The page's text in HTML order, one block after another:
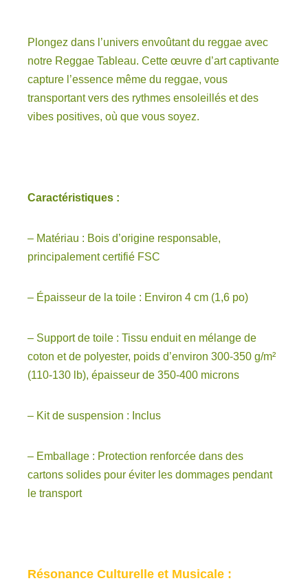
Plongez dans l’univers envoûtant du reggae avec
notre Reggae Tableau. Cette œuvre d’art captivante
capture l’essence même du reggae, vous
transportant vers des rythmes ensoleillés et des
vibes positives, où que vous soyez.
Caractéristiques :
– Matériau : Bois d’origine responsable,
principalement certifié FSC
– Épaisseur de la toile : Environ 4 cm (1,6 po)
– Support de toile : Tissu enduit en mélange de
coton et de polyester, poids d’environ 300-350 g/m²
(110-130 lb), épaisseur de 350-400 microns
– Kit de suspension : Inclus
– Emballage : Protection renforcée dans des
cartons solides pour éviter les dommages pendant
le transport
Résonance Culturelle et Musicale :